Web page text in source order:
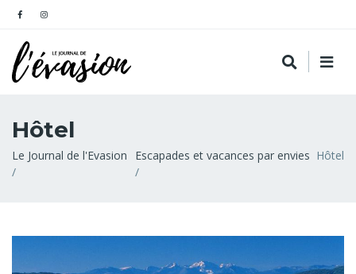
Hôtel
Fil
d'Ariane
Le Journal de l'Evasion Escapades et vacances par envies Hôtel